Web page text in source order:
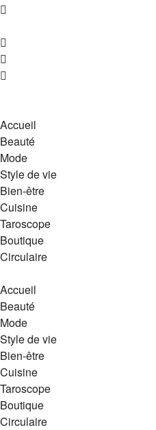
Accueil
Beauté
Mode
Style de vie
Bien-être
Cuisine
Taroscope
Boutique
Circulaire
Accueil
Beauté
Mode
Style de vie
Bien-être
Cuisine
Taroscope
Boutique
Circulaire